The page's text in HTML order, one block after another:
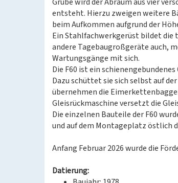
entsteht. Hierzu zweigen weitere
beim Aufkommen aufgrund der
Ein Stahlfachwerkgerüst bildet die
andere Tagebaugroßgeräte auch,
Wartungsgänge mit sich.
Die F60 ist ein
Dazu schüttet sie sich selbst auf
übernehmen die
Gleisrückmaschine versetzt die
Die einzelnen Bauteile der F60
und auf dem Montageplatz östlich
Anfang Februar 2026 wurde die
Datierung: